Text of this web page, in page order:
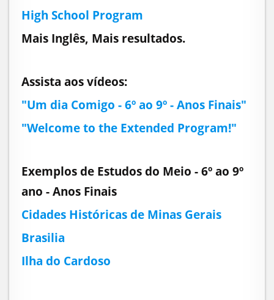
High School Program
Mais Inglês, Mais resultados.
Assista aos vídeos:
"Um dia Comigo - 6º ao 9º - Anos Finais"
"Welcome to the Extended Program!"
Exemplos de Estudos do Meio - 6º ao 9º
ano - Anos Finais
Cidades Históricas de Minas Gerais
Brasilia
Ilha do Cardoso